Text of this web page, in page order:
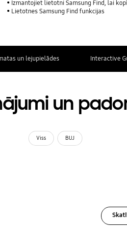
Izmantojiet lietotni Samsung Find, lai
Lietotnes Samsung Find funkcijas
un lejupielādes Interactive
un
Viss BUJ